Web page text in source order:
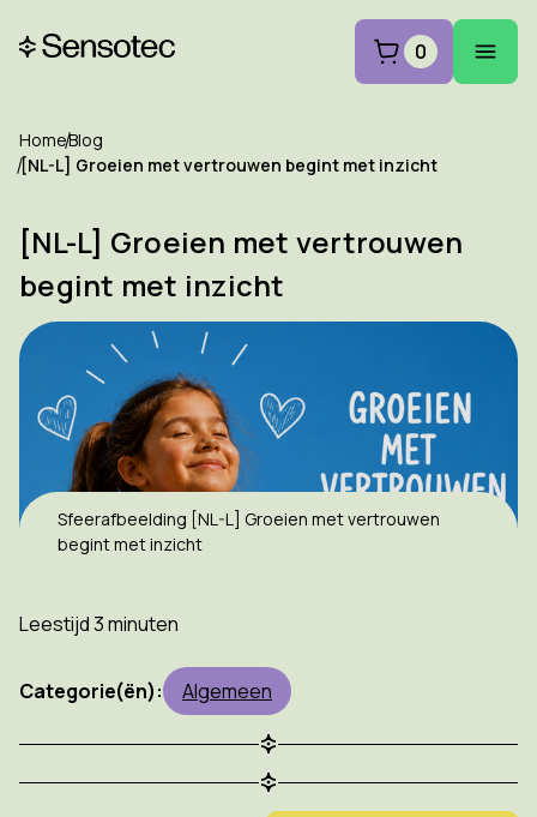
0
HomeBlog
[NL-L] Groeien met vertrouwen begint met inzicht
[NL-L] Groeien met vertrouwen
begint met inzicht
Sfeerafbeelding [NL-L] Groeien met vertrouwen
begint met inzicht
Leestijd 3 minuten
Categorie(ën): Algemeen